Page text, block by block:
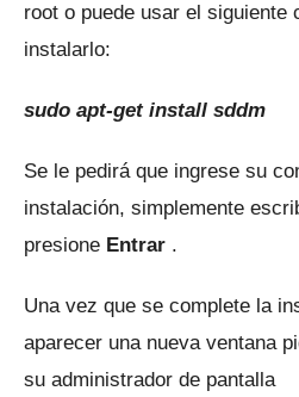
root o puede usar el siguiente
instalarlo:
sudo apt-get install sddm
Se le pedirá que ingrese su
instalación, simplemente
presione Entrar .
Una vez que se complete la
aparecer una nueva ventana
su administrador de pantalla